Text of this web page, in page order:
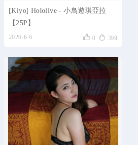
[Kiyo] Hololive - 小鳥遊琪亞拉
【25P】
2026-6-6  0  399